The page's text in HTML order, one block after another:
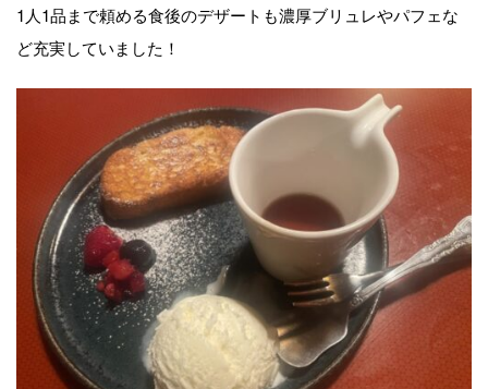
1人1品まで頼める食後のデザートも濃厚ブリュレやパフェな
ど充実していました！